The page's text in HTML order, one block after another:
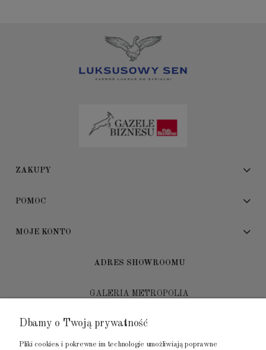
ZAKUPY
POMOC
MOJE KONTO
ADRES SHOWROOMU
GALERIA METROPOLIA
80-452 Gdańsk
Dbamy o Twoją prywatność
Pliki cookies i pokrewne im technologie umożliwiają poprawne